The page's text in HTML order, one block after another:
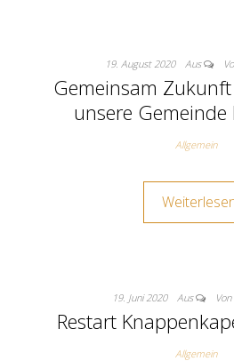
19. August 2020 Aus
Gemeinsam
unsere Gemeinde
Allgemein
19. Juni 2020 Aus Von
Restart
Allgemein